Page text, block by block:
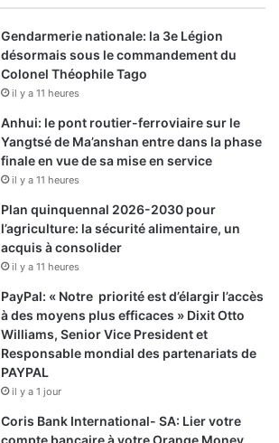
Gendarmerie nationale: la 3e Légion
désormais sous le commandement du
Colonel Théophile Tago
il y a 11 heures
Anhui: le pont routier-ferroviaire sur le
Yangtsé de Ma’anshan entre dans la phase
finale en vue de sa mise en service
il y a 11 heures
Plan quinquennal 2026-2030 pour
l’agriculture: la sécurité alimentaire, un
acquis à consolider
il y a 11 heures
PayPal: « Notre priorité est d’élargir l’accès
à des moyens plus efficaces » Dixit Otto
Williams, Senior Vice President et
Responsable mondial des partenariats de
PAYPAL
il y a 1 jour
Coris Bank International- SA: Lier votre